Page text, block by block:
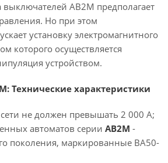
выключателей АВ2М предполагает
Но при этом
установку электромагнитного
которого осуществляется
устройством.
Технические характеристики
не должен превышать 2 000 А;
автоматов серии АВ2М -
поколения, маркированные ВА50-